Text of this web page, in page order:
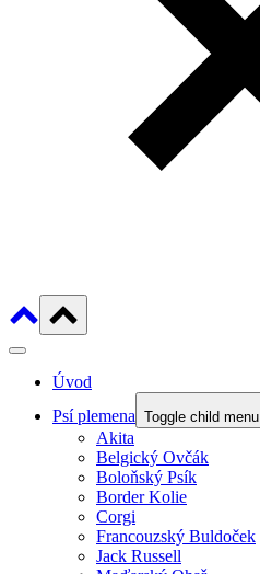
Úvod
Psí plemena Toggle child menu
Akita
Belgický Ovčák
Boloňský Psík
Border Kolie
Corgi
Francouzský Buldoček
Jack Russell